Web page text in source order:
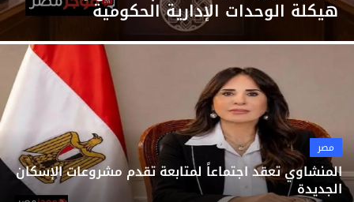
تكنولوجيا
التعليم
منوعات
هيكلة الوحدات الإدارية الحكومية
مصر
المنشاوي تعقد اجتماعاً لمتابعة تقدم مشروعات الإسكان
الجديدة